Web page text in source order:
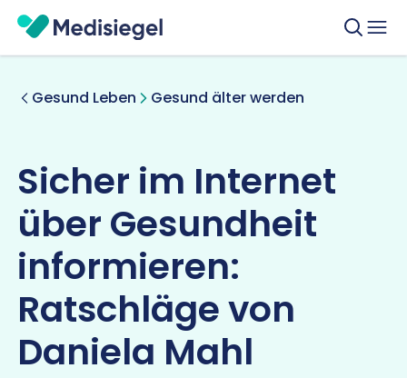
Gesund Leben Gesund älter werden
Sicher im Internet
über Gesundheit
informieren:
Ratschläge von
Daniela Mahl